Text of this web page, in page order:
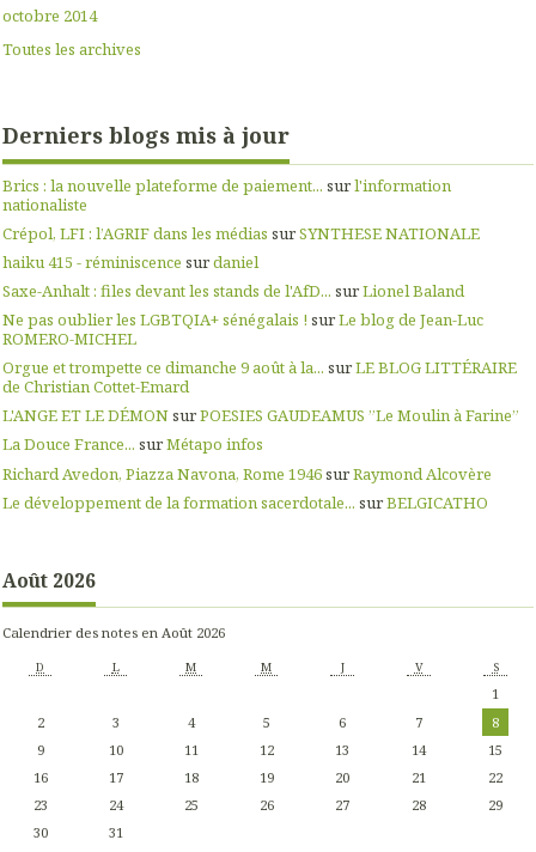
octobre 2014
Toutes les archives
Derniers blogs mis à jour
Brics : la nouvelle plateforme de paiement... surl'information
nationaliste
Crépol, LFI : l’AGRIF dans les médias surSYNTHESE NATIONALE
haiku 415 - réminiscence surdaniel
Saxe-Anhalt : files devant les stands de l'AfD... surLionel Baland
Ne pas oublier les LGBTQIA+ sénégalais ! surLe blog de Jean-Luc
ROMERO-MICHEL
Orgue et trompette ce dimanche 9 août à la... surLE BLOG LITTÉRAIRE
de Christian Cottet-Emard
L'ANGE ET LE DÉMONsurPOESIES GAUDEAMUS ”Le Moulin à Farine”
La Douce France... surMétapo infos
Richard Avedon, Piazza Navona, Rome 1946surRaymond Alcovère
Le développement de la formation sacerdotale... surBELGICATHO
Août 2026
Calendrier des notes en Août 2026
D L M M J V S
1
2
3 4 5 6 7
8
9
10 11 12 13 14
15
16
17 18 19 20 21
22
23
24 25 26 27 28
29
30
31